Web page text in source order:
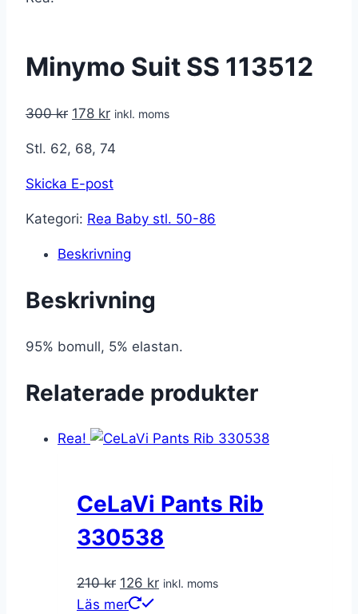
Minymo Suit SS 113512
300kr Det
priset
var:
178 krDet
priset
är:
inkl. moms
Stl. 62, 68, 74
Skicka E-post
Kategori: Rea Baby stl. 50-86
Beskrivning
Beskrivning
95% bomull, 5% elastan.
Relaterade produkter
Rea!
CeLaVi Pants Rib
330538
210kr Det
ursprungliga
126 krDet
inkl. moms
Läs mer